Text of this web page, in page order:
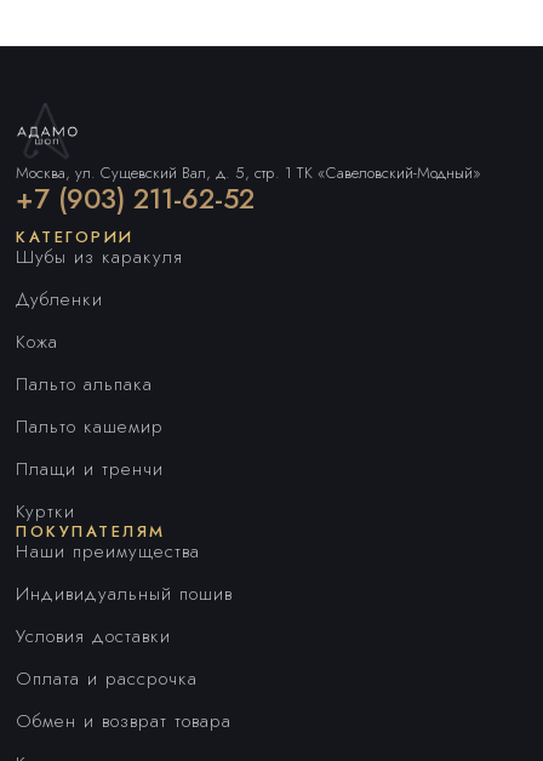
Москва, ул. Сущевский Вал, д. 5, стр. 1 ТК «Савеловский-Модный»
+7 (903) 211-62-52
КАТЕГОРИИ
Шубы из каракуля
Дубленки
Кожа
Пальто альпака
Пальто кашемир
Плащи и тренчи
Куртки
ПОКУПАТЕЛЯМ
Наши преимущества
Индивидуальный пошив
Условия доставки
Оплата и рассрочка
Обмен и возврат товара